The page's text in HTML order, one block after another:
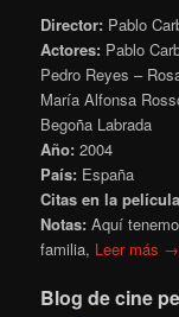
Director: Pablo
Actores: Pablo
Pedro Reyes –
María Alfonsa
Begoña Labrada
Año: 2004
País: España
Citas en la
Notas:Aquí
familia, Leer más →
Blog de cine